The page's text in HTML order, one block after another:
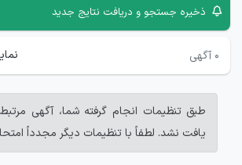
ذخیره جستجو و دریافت نتایج جدید
۰ آگهی
طبق تنظیمات انجام گرفته شما، آگهی
یافت نشد. لطفاً با تنظیمات دیگر مجدداً